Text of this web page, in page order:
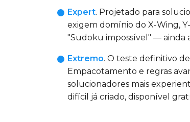
Expert. Projetado para
exigem domínio do X-Wing,
"Sudoku impossível" — ainda
Extremo. O teste definitivo
Empacotamento e regras
solucionadores mais
difícil já criado, disponível